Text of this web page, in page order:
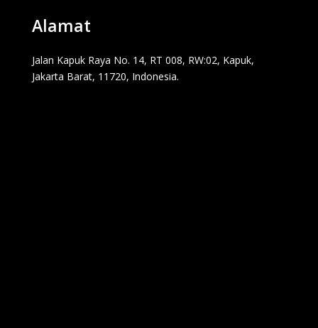
Alamat
Jalan Kapuk Raya No. 14, RT 008, RW:02, Kapuk,
Jakarta Barat, 11720, Indonesia.